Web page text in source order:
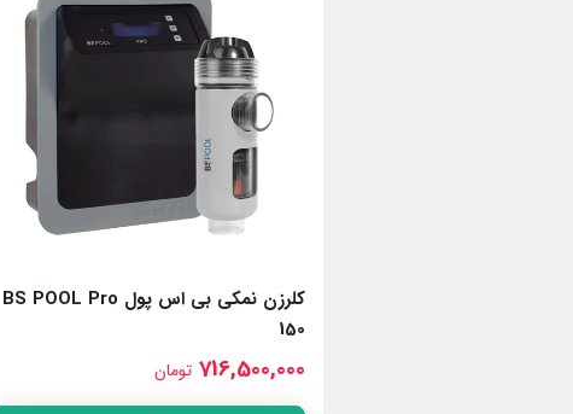
کلرزن نمکی بی اس پول BS POOL Pro
150
716,500,000 تومان